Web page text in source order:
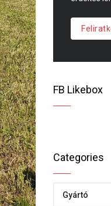
FB Likebox
Categories
Gyártó